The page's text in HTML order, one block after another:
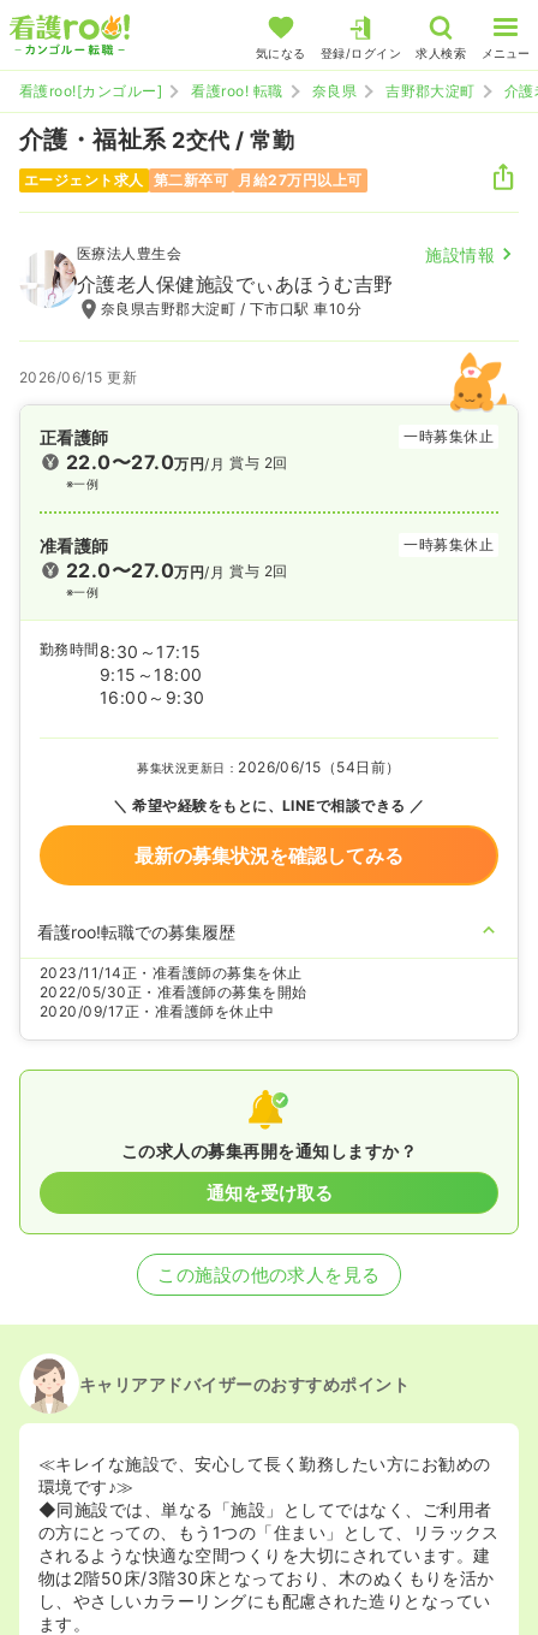
気になる 登録/ログイン 求人検索 メニュー
看護roo![カンゴルー] 看護roo! 転職 奈良県 吉野郡大淀町 介護
介護・福祉系 2交代 / 常勤
エージェント求人 第二新卒可 月給27万円以上可
医療法人豊生会 施設情報
介護老人保健施設でぃあほうむ吉野
奈良県吉野郡大淀町 / 下市口駅 車10分
2026/06/15 更新
正看護師 一時募集休止
22.0〜27.0万円/月
※一例
賞与 2回
准看護師 一時募集休止
22.0〜27.0万円/月
※一例
賞与 2回
勤務時間 8:30～17:15
9:15～18:00
16:00～9:30
募集状況更新日： 2026/06/15（54日前）
希望や経験をもとに、LINEで相談できる
最新の募集状況を確認してみる
看護roo!転職での募集履歴
2023/11/14正・准看護師の募集を休止
2022/05/30正・准看護師の募集を開始
2020/09/17正・准看護師を休止中
この求人の募集再開を通知しますか？
通知を受け取る
この施設の他の求人を見る
キャリアアドバイザーのおすすめポイント
≪キレイな施設で、安心して長く勤務したい方にお勧めの
環境です♪≫
◆同施設では、単なる「施設」としてではなく、ご利用者
の方にとっての、もう1つの「住まい」として、リラックス
されるような快適な空間つくりを大切にされています。建
物は2階50床/3階30床となっており、木のぬくもりを活か
し、やさしいカラーリングにも配慮された造りとなってい
ます。